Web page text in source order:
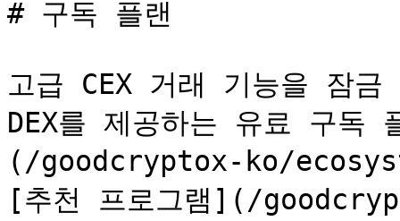
# 구독 플랜
고급 CEX 거래 기능을 잠
DEX를 제공하는 유료 구독
(/goodcryptox-ko/
[추천 프로그램](/